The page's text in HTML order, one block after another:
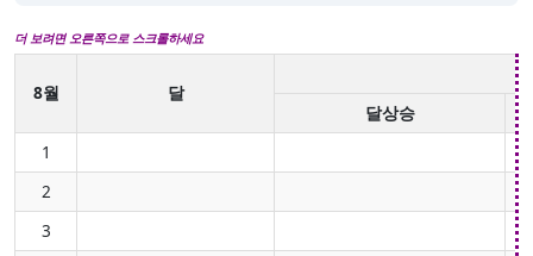
더 보려면 오른쪽으로 스크롤하세요
8월
달
달상승
1
2
3